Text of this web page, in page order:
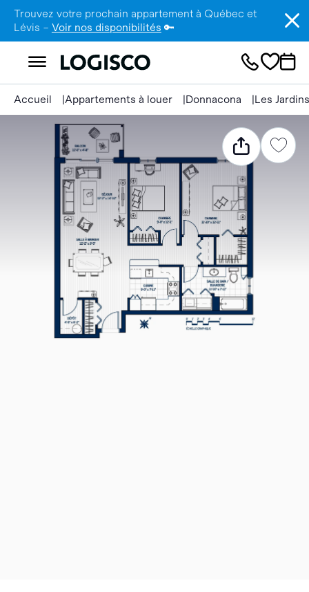
Trouvez votre prochain appartement à Québec et
Lévis – Voir nos disponibilités 🔑
Accueil Appartements à louer Donnacona Les